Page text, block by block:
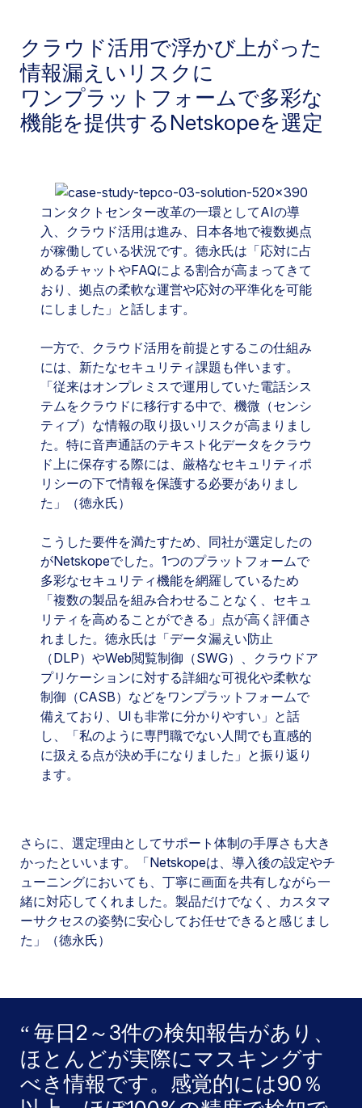
クラウド活用で浮かび上がった
情報漏えいリスクに
ワンプラットフォームで多彩な
機能を提供するNetskopeを選定
コンタクトセンター改革の一環としてAIの導
入、クラウド活用は進み、日本各地で複数拠点
が稼働している状況です。徳永氏は「応対に占
めるチャットやFAQによる割合が高まってきて
おり、拠点の柔軟な運営や応対の平準化を可能
にしました」と話します。
一方で、クラウド活用を前提とするこの仕組み
には、新たなセキュリティ課題も伴います。
「従来はオンプレミスで運用していた電話シス
テムをクラウドに移行する中で、機微（センシ
ティブ）な情報の取り扱いリスクが高まりまし
た。特に音声通話のテキスト化データをクラウ
ド上に保存する際には、厳格なセキュリティポ
リシーの下で情報を保護する必要がありまし
た」（徳永氏）
こうした要件を満たすため、同社が選定したの
がNetskopeでした。1つのプラットフォームで
多彩なセキュリティ機能を網羅しているため
「複数の製品を組み合わせることなく、セキュ
リティを高めることができる」点が高く評価さ
れました。徳永氏は「データ漏えい防止
（DLP）やWeb閲覧制御（SWG）、クラウドア
プリケーションに対する詳細な可視化や柔軟な
制御（CASB）などをワンプラットフォームで
備えており、UIも非常に分かりやすい」と話
し、「私のように専門職でない人間でも直感的
に扱える点が決め手になりました」と振り返り
ます。
さらに、選定理由としてサポート体制の手厚さも大き
かったといいます。「Netskopeは、導入後の設定やチ
ューニングにおいても、丁寧に画面を共有しながら一
緒に対応してくれました。製品だけでなく、カスタマ
ーサクセスの姿勢に安心してお任せできると感じまし
た」（徳永氏）
毎日2～3件の検知報告があり、
ほとんどが実際にマスキングす
べき情報です。感覚的には90％